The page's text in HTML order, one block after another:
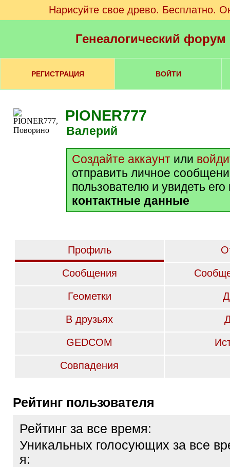
Нарисуйте свое древо. Бесплатно.
Генеалогический
РЕГИСТРАЦИЯ ВОЙТИ
PIONER777
Валерий
Создайте аккаунт или
отправить личное
пользователю и увидеть
контактные данные
Профиль
Сообщения
Геометки
В друзьях
GEDCOM
Совпадения
Рейтинг пользователя
Рейтинг за все время:
Уникальных голосующих за все
я: